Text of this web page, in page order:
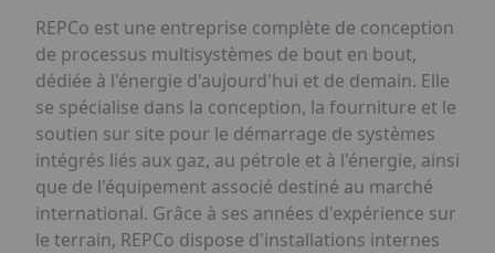
REPCo est une entreprise complète de conception
de processus multisystèmes de bout en bout,
dédiée à l'énergie d'aujourd'hui et de demain. Elle
se spécialise dans la conception, la fourniture et le
soutien sur site pour le démarrage de systèmes
intégrés liés aux gaz, au pétrole et à l'énergie, ainsi
que de l'équipement associé destiné au marché
international. Grâce à ses années d'expérience sur
le terrain, REPCo dispose d'installations internes